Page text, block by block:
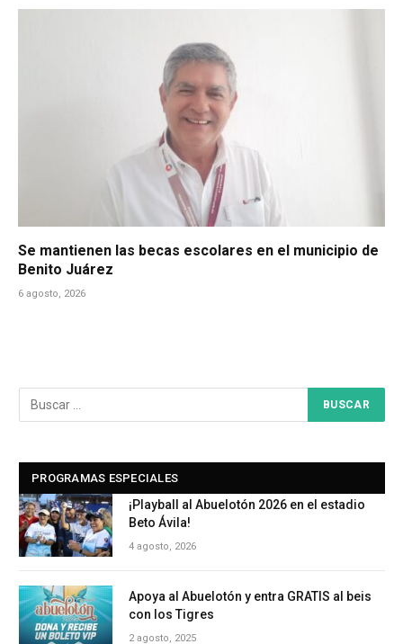
Se mantienen las becas escolares en el municipio de
Benito Juárez
6 agosto, 2026
PROGRAMAS ESPECIALES
¡Playball al Abuelotón 2026 en el estadio
Beto Ávila!
4 agosto, 2026
Apoya al Abuelotón y entra GRATIS al beis
con los Tigres
2 agosto, 2025